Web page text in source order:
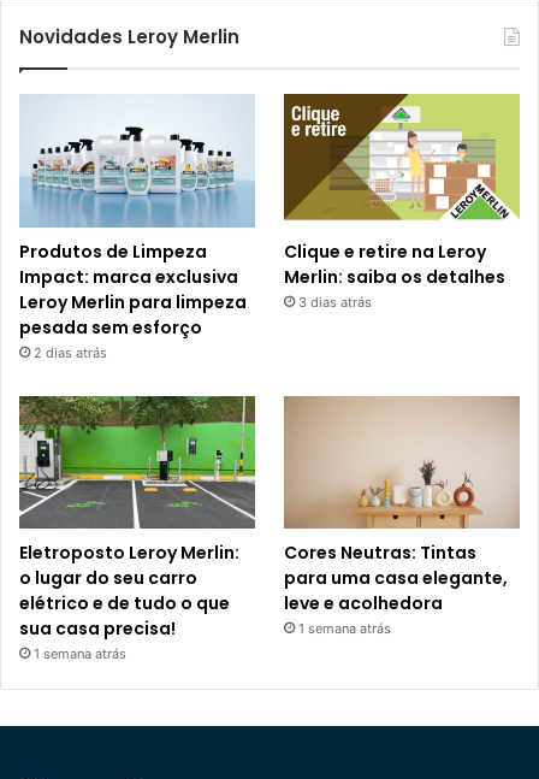
Novidades Leroy Merlin
Produtos de Limpeza
Impact: marca exclusiva
Leroy Merlin para limpeza
pesada sem esforço
2 dias atrás
Clique e retire na Leroy
Merlin: saiba os detalhes
3 dias atrás
Eletroposto Leroy Merlin:
o lugar do seu carro
elétrico e de tudo o que
sua casa precisa!
1 semana atrás
Cores Neutras: Tintas
para uma casa elegante,
leve e acolhedora
1 semana atrás